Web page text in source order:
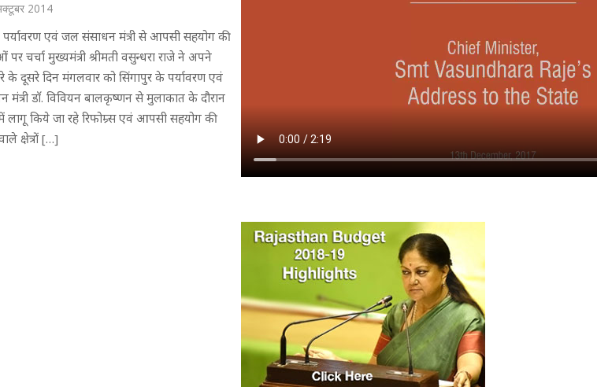
2014
पर्यावरण एवं जल संसाधन मंत्री से आपसी सहयोग की
पर चर्चा मुख्यमंत्री श्रीमती वसुन्धरा राजे ने अपने
के दूसरे दिन मंगलवार को सिंगापुर के पर्यावरण एवं
मंत्री डाॅ. विवियन बालकृष्णन से मुलाकात के दौरान
लागू किये जा रहे रिफोम्र्स एवं आपसी सहयोग की
क्षेत्रों […]